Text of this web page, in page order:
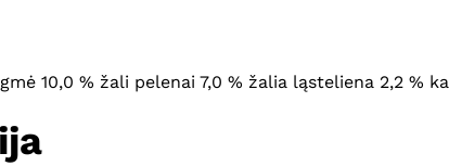
10,0 % žali pelenai 7,0 % žalia ląsteliena 2,2 %